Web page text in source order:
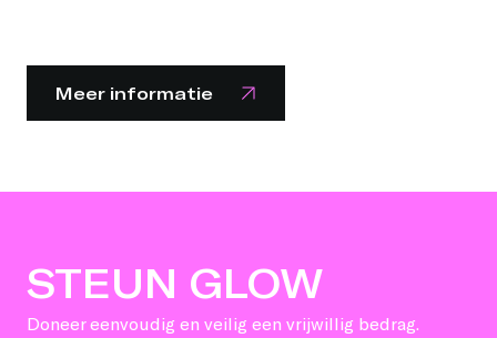
Meer informatie
STEUN GLOW
Doneer eenvoudig en veilig een vrijwillig bedrag.